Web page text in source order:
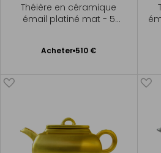
Théière en céramique
émail platiné mat - 5
Acheter 510 €
Ajouter